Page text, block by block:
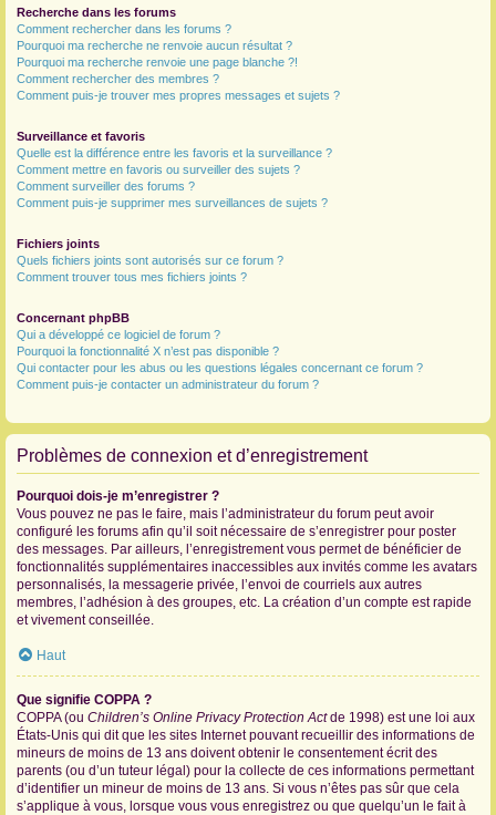
Recherche dans les forums
Comment rechercher dans les forums ?
Pourquoi ma recherche ne renvoie aucun résultat ?
Pourquoi ma recherche renvoie une page blanche ?!
Comment rechercher des membres ?
Comment puis-je trouver mes propres messages et sujets ?
Surveillance et favoris
Quelle est la différence entre les favoris et la surveillance ?
Comment mettre en favoris ou surveiller des sujets ?
Comment surveiller des forums ?
Comment puis-je supprimer mes surveillances de sujets ?
Fichiers joints
Quels fichiers joints sont autorisés sur ce forum ?
Comment trouver tous mes fichiers joints ?
Concernant phpBB
Qui a développé ce logiciel de forum ?
Pourquoi la fonctionnalité X n’est pas disponible ?
Qui contacter pour les abus ou les questions légales concernant ce forum ?
Comment puis-je contacter un administrateur du forum ?
Problèmes de connexion et d’enregistrement
Pourquoi dois-je m’enregistrer ?
Vous pouvez ne pas le faire, mais l’administrateur du forum peut avoir
configuré les forums afin qu’il soit nécessaire de s’enregistrer pour poster
des messages. Par ailleurs, l’enregistrement vous permet de bénéficier de
fonctionnalités supplémentaires inaccessibles aux invités comme les avatars
personnalisés, la messagerie privée, l’envoi de courriels aux autres
membres, l’adhésion à des groupes, etc. La création d’un compte est rapide
et vivement conseillée.
Haut
Que signifie COPPA ?
COPPA (ou Children’s Online Privacy Protection Actde 1998) est une loi aux
États-Unis qui dit que les sites Internet pouvant recueillir des informations de
mineurs de moins de 13 ans doivent obtenir le consentement écrit des
parents (ou d’un tuteur légal) pour la collecte de ces informations permettant
d’identifier un mineur de moins de 13 ans. Si vous n’êtes pas sûr que cela
s’applique à vous, lorsque vous vous enregistrez ou que quelqu’un le fait à